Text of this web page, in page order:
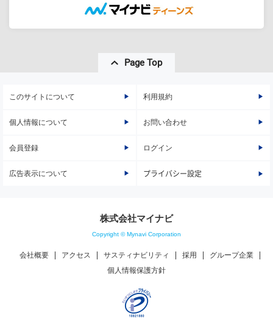
Page Top
このサイトについて 利用規約
個人情報について お問い合わせ
会員登録 ログイン
広告表示について プライバシー設定
株式会社マイナビ
Copyright © Mynavi Corporation
会社概要 アクセス サスティナビリティ 採用
グループ企業
個人情報保護方針